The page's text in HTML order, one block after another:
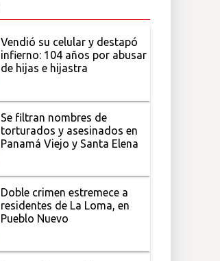
Vendió su celular y destapó
infierno: 104 años por abusar
de hijas e hijastra
Se filtran nombres de
torturados y asesinados en
Panamá Viejo y Santa Elena
Doble crimen estremece a
residentes de La Loma, en
Pueblo Nuevo